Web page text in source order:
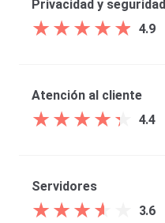
Privacidad y seguridad
★ ★ ★ ★ ★
★ ★ ★ ★ ★ 4.9
Atención al cliente
★ ★ ★ ★ ★
★ ★ ★ ★ ★ 4.4
Servidores
★ ★ ★ ★
★ ★ ★ ★ 3.6